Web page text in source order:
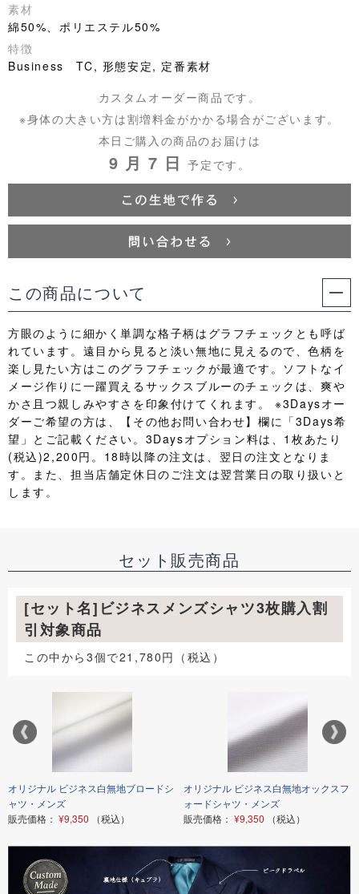
素材
綿50%、ポリエステル50%
特徴
Business TC, 形態安定, 定番素材
カスタムオーダー商品です。
※身体の大きい方は割増料金がかかる場合がございます。
本日ご購入の商品のお届けは
9 月 7 日予定です。
この商品について
方眼のように細かく単調な格子柄はグラフチェックとも呼ば
れています。遠目から見ると淡い無地に見えるので、色柄を
楽し見たい方はこのグラフチェックが最適です。ソフトなイ
メージ作りに一躍買えるサックスブルーのチェックは、爽や
かさ且つ親しみやすさを印象付けてくれます。 ※3Daysオー
ダーご希望の方は、【その他お問い合わせ】欄に「3Days希
望」とご記載ください。3Daysオプション料は、1枚あたり
(税込)2,200円。18時以降の注文は、翌日の注文となりま
す。また、担当店舗定休日のご注文は翌営業日の取り扱いと
します。
セット販売商品
[セット名]ビジネスメンズシャツ3枚購入割
引対象商品
この中から3個で21,780円（税込）
オリジナル ビジネス白無地ブロードシ
ャツ・メンズ
販売価格： ¥9,350 （税込）
オリジナル ビジネス白無地オックスフ
ォードシャツ・メンズ
販売価格： ¥9,350 （税込）